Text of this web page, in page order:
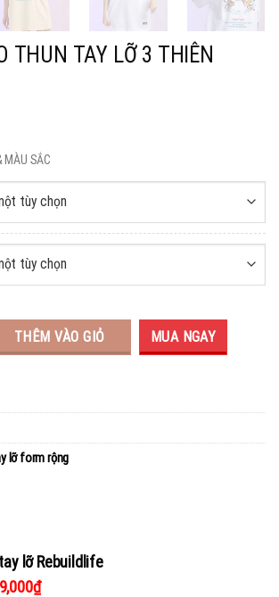
THUN TAY LỠ 3 THIÊN
SẮC
THÊM VÀO GIỎ MUA NGAY
lỡ form rộng
lỡ Rebuildlife
₫